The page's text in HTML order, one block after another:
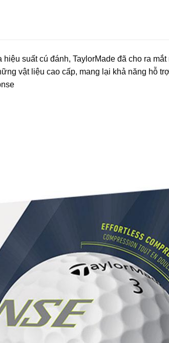
suất cú đánh, TaylorMade đã cho ra
vật liệu cao cấp, mang lại khả năng hỗ